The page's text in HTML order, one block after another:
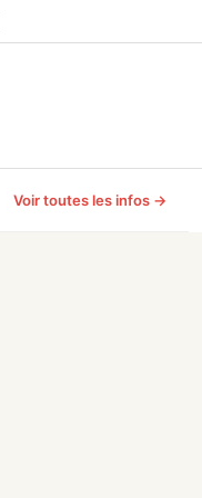
Voir toutes les infos →